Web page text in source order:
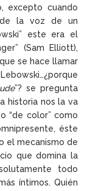
excepto cuando
la voz de un
este era el
(Sam Elliott),
se hace llamar
”? se pregunta
historia nos la va
“de color” como
éste
el mecanismo de
que domina la
todo
íntimos. Quién